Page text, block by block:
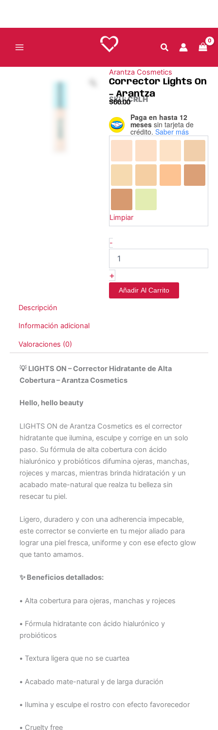
contenido
Arantza Cosmetics
Corrector Lights On
– Arantza
SKU:CRLH
$66.00
Paga en hasta 12
meses sin tarjeta de
crédito. Saber más
Limpiar
-
Corrector
Lights
On
cantidad
+
Añadir Al Carrito
Descripción
Información adicional
Valoraciones (0)
💡 LIGHTS ON – Corrector Hidratante de Alta
Cobertura – Arantza Cosmetics
Hello, hello beauty
LIGHTS ON de Arantza Cosmetics es el corrector
hidratante que ilumina, esculpe y corrige en un solo
paso. Su fórmula de alta cobertura con ácido
hialurónico y probióticos difumina ojeras, manchas,
rojeces y marcas, mientras brinda hidratación y un
acabado mate-natural que realza tu belleza sin
resecar tu piel.
Ligero, duradero y con una adherencia impecable,
este corrector se convierte en tu mejor aliado para
lograr una piel fresca, uniforme y con ese efecto glow
que tanto amamos.
✨ Beneficios detallados:
• Alta cobertura para ojeras, manchas y rojeces
• Fórmula hidratante con ácido hialurónico y
probióticos
• Textura ligera que no se cuartea
• Acabado mate-natural y de larga duración
• Ilumina y esculpe el rostro con efecto favorecedor
• Cruelty free